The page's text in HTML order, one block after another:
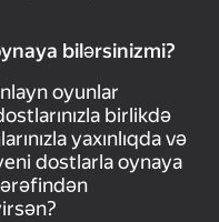
bilərsinizmi?
oyunlar
birlikdə
yaxınlıqda və
dostlarla oynaya